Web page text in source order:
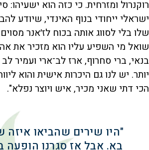
רוקנרול ומזרחית. כי כזה הוא ישעיהו:
ישראלי ייחודי בנוף האינדי, שיודע
שלו בלי לסווג אותה בכוח לז׳אנר
שואל מי השפיע עליו הוא מזכיר את
בנאי, ברי סחרוף, ארז לב־ארי ועמיר
יותר. יש לנו גם היכרות אישית והוא
הכי דתי שאני מכיר, איש ויוצר נפלא".
"היו שירים שהביאו איזה
בא. אבל אז סגרנו הופעה